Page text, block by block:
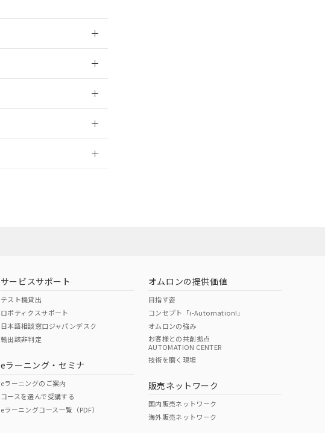
O O
サービスサポート
テスト機貸出
ロボティクスサポート
日本語相談窓口ジャパンデスク
輸出該非判定
eラーニング・セミナ
eラーニングのご案内
コースを選んで受講する
eラーニングコース一覧（PDF）
オムロンの提供価値
目指す姿
コンセプト「i-Automation!」
オムロンの強み
お客様との共創拠点
AUTOMATION CENTER
技術を磨く現場
販売ネットワーク
国内販売ネットワーク
海外販売ネットワーク